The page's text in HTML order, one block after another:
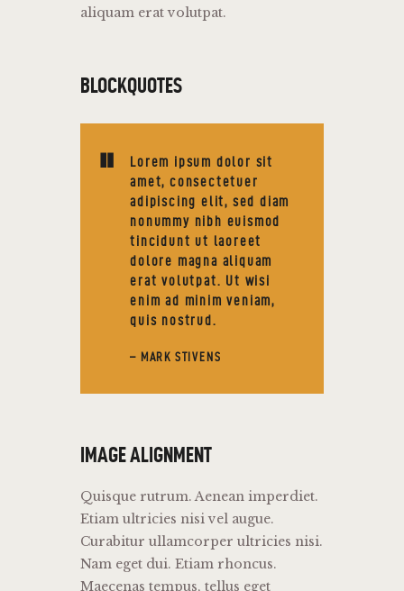
aliquam erat volutpat.
BLOCKQUOTES
Lorem ipsum dolor sit
amet, consectetuer
adipiscing elit, sed diam
nonummy nibh euismod
tincidunt ut laoreet
dolore magna aliquam
erat volutpat. Ut wisi
enim ad minim veniam,
quis nostrud.
– MARK STIVENS
IMAGE ALIGNMENT
Quisque rutrum. Aenean imperdiet.
Etiam ultricies nisi vel augue.
Curabitur ullamcorper ultricies nisi.
Nam eget dui. Etiam rhoncus.
Maecenas tempus, tellus eget